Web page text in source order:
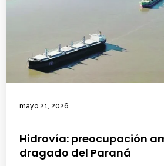
mayo 21, 2026
Hidrovía: preocupación
dragado del Paraná